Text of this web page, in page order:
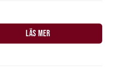
LÄS MER